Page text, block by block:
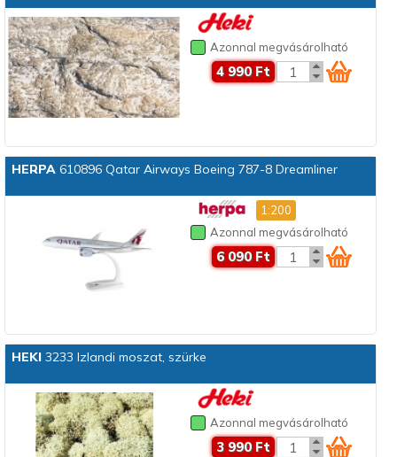
Azonnal megvásárolható
4 990 Ft
HERPA610896 Qatar Airways Boeing 787-8 Dreamliner
1:200
Azonnal megvásárolható
6 090 Ft
HEKI3233 Izlandi moszat, szürke
Azonnal megvásárolható
3 990 Ft